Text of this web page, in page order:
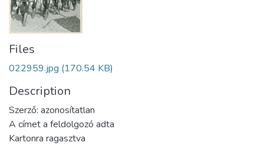
Files
022959.jpg (170.54 KB)
Description
Szerző: azonosítatlan
A címet a feldolgozó adta
Kartonra ragasztva